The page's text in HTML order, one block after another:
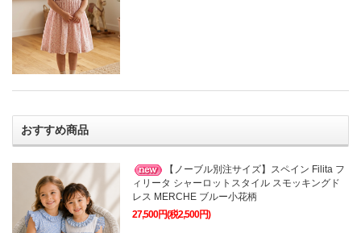
おすすめ商品
【ノーブル別注サイズ】スペイン Filita フ
ィリータ シャーロットスタイル スモッキングド
レス MERCHE ブルー小花柄
27,500円(税2,500円)